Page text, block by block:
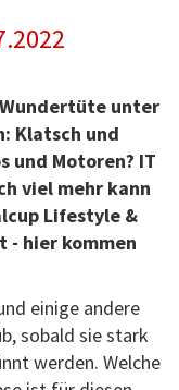
unter
Klatsch und
und Motoren? IT
viel mehr kann
Lifestyle &
- hier kommen
einige andere
sobald sie stark
werden. Welche